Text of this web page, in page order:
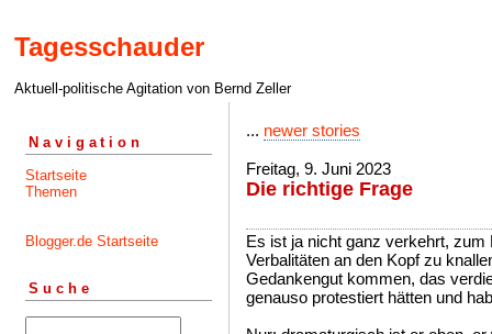
Tagesschauder
Aktuell-politische Agitation von Bernd Zeller
Navigation
Startseite
Themen
Blogger.de Startseite
Suche
... newer stories
Freitag, 9. Juni 2023
Die richtige Frage
Es ist ja nicht ganz verkehrt,
Verbalitäten an den Kopf zu
Gedankengut kommen, das
genauso protestiert hätten und